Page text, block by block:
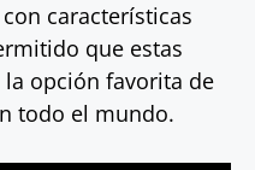
características
que estas
opción favorita de
todo el mundo.